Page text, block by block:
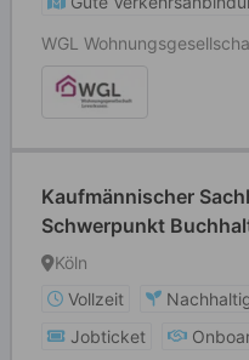
WGL
Kaufmännischer
Schwerpunkt
Köln
Vollzeit
Jobticket